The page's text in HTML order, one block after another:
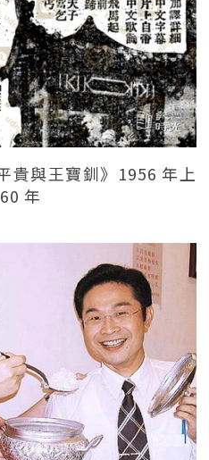
貴與王寶釧》1956 年上
年